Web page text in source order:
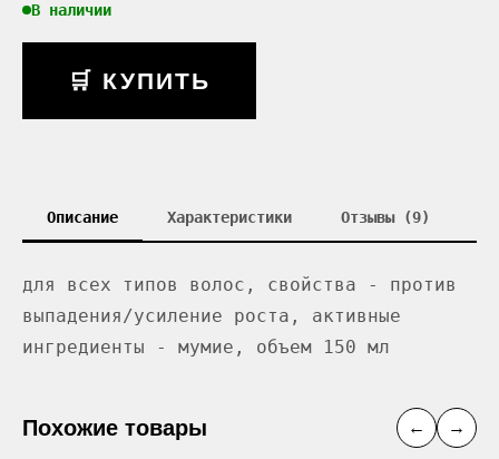
В наличии
🛒 КУПИТЬ
Описание Характеристики Отзывы (9)
для всех типов волос, свойства - против
выпадения/усиление роста, активные
ингредиенты - мумие, объем 150 мл
Похожие товары ← →